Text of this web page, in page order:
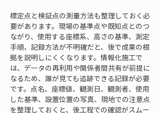
標定点と検証点の測量方法も整理しておく必
要があります。現場の基準点や既知点とのつ
ながり、使用する座標系、高さの基準、測定
手順、記録方法が不明確だと、後で成果の根
拠を説明しにくくなります。情報化施工で
は、データの再利用や関係者間共有が前提に
なるため、誰が見ても追跡できる記録が必要
です。点名、座標値、観測日、観測者、使用
した基準、設置位置の写真、現地での注意点
を整理しておくと、後工程での確認がスムー